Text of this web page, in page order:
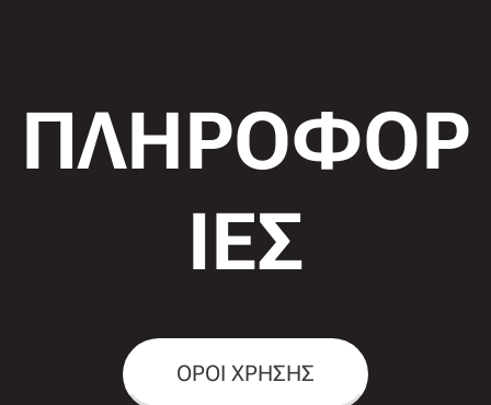
ΠΛΗΡΟΦΟΡ
ΙΕΣ
ΟΡΟΙ ΧΡΗΣΗΣ